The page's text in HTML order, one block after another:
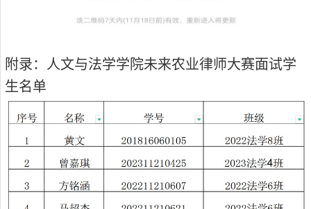
附录：人文与法学学院未来农业律师大赛面试学
生名单